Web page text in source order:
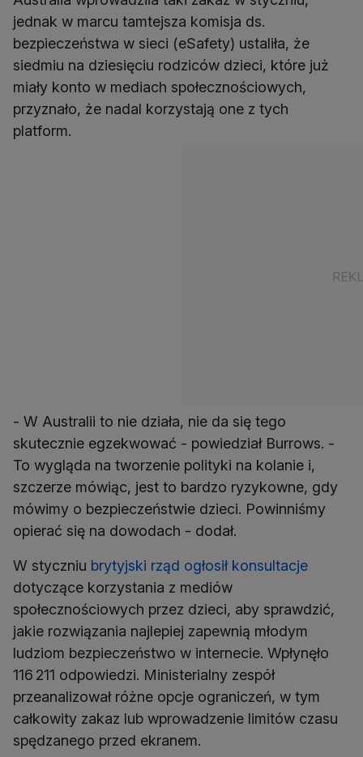
jednak w marcu tamtejsza komisja ds.
bezpieczeństwa w sieci (eSafety) ustaliła, że
siedmiu na dziesięciu rodziców dzieci, które już
miały konto w mediach społecznościowych,
przyznało, że nadal korzystają one z tych
platform.
- W Australii to nie działa, nie da się tego
skutecznie egzekwować - powiedział Burrows. -
To wygląda na tworzenie polityki na kolanie i,
szczerze mówiąc, jest to bardzo ryzykowne, gdy
mówimy o bezpieczeństwie dzieci. Powinniśmy
opierać się na dowodach - dodał.
W styczniu brytyjski rząd ogłosił konsultacje
dotyczące korzystania z mediów
społecznościowych przez dzieci, aby sprawdzić,
jakie rozwiązania najlepiej zapewnią młodym
ludziom bezpieczeństwo w internecie. Wpłynęło
116 211 odpowiedzi. Ministerialny zespół
przeanalizował różne opcje ograniczeń, w tym
całkowity zakaz lub wprowadzenie limitów czasu
spędzanego przed ekranem.